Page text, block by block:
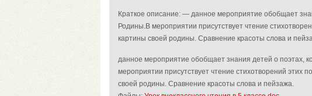
Краткое описание: — данное мероприятие обобщает
Родины.В мероприятии присутствует чтение
картины своей родины. Сравнение красоты слова и
данное мероприятие обобщает знания детей о поэтах,
мероприятии присутствует чтение стихотворений этих
своей родины. Сравнение красоты слова и пейзажа.